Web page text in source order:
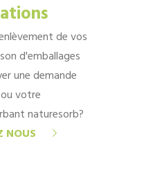
de vos
d'emballages
une demande
votre
naturesorb?
NOUS